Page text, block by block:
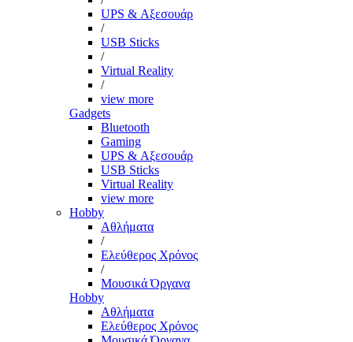
UPS & Αξεσουάρ
/
USB Sticks
/
Virtual Reality
/
view more
Gadgets
Bluetooth
Gaming
UPS & Αξεσουάρ
USB Sticks
Virtual Reality
view more
Hobby
Αθλήματα
/
Ελεύθερος Χρόνος
/
Μουσικά Όργανα
Hobby
Αθλήματα
Ελεύθερος Χρόνος